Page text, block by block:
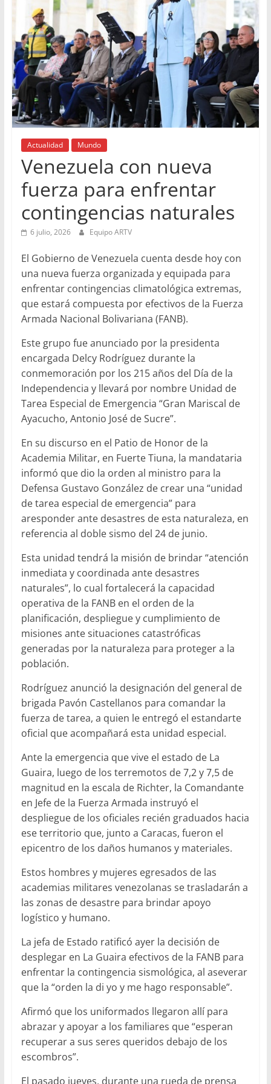
Actualidad Mundo
Venezuela con nueva
fuerza para enfrentar
contingencias naturales
6 julio, 2026 Equipo ARTV
El Gobierno de Venezuela cuenta desde hoy con
una nueva fuerza organizada y equipada para
enfrentar contingencias climatológica extremas,
que estará compuesta por efectivos de la Fuerza
Armada Nacional Bolivariana (FANB).
Este grupo fue anunciado por la presidenta
encargada Delcy Rodríguez durante la
conmemoración por los 215 años del Día de la
Independencia y llevará por nombre Unidad de
Tarea Especial de Emergencia “Gran Mariscal de
Ayacucho, Antonio José de Sucre”.
En su discurso en el Patio de Honor de la
Academia Militar, en Fuerte Tiuna, la mandataria
informó que dio la orden al ministro para la
Defensa Gustavo González de crear una “unidad
de tarea especial de emergencia” para
aresponder ante desastres de esta naturaleza, en
referencia al doble sismo del 24 de junio.
Esta unidad tendrá la misión de brindar “atención
inmediata y coordinada ante desastres
naturales”, lo cual fortalecerá la capacidad
operativa de la FANB en el orden de la
planificación, despliegue y cumplimiento de
misiones ante situaciones catastróficas
generadas por la naturaleza para proteger a la
población.
Rodríguez anunció la designación del general de
brigada Pavón Castellanos para comandar la
fuerza de tarea, a quien le entregó el estandarte
oficial que acompañará esta unidad especial.
Ante la emergencia que vive el estado de La
Guaira, luego de los terremotos de 7,2 y 7,5 de
magnitud en la escala de Richter, la Comandante
en Jefe de la Fuerza Armada instruyó el
despliegue de los oficiales recién graduados hacia
ese territorio que, junto a Caracas, fueron el
epicentro de los daños humanos y materiales.
Estos hombres y mujeres egresados de las
academias militares venezolanas se trasladarán a
las zonas de desastre para brindar apoyo
logístico y humano.
La jefa de Estado ratificó ayer la decisión de
desplegar en La Guaira efectivos de la FANB para
enfrentar la contingencia sismológica, al aseverar
que la “orden la di yo y me hago responsable”.
Afirmó que los uniformados llegaron allí para
abrazar y apoyar a los familiares que “esperan
recuperar a sus seres queridos debajo de los
escombros”.
El pasado jueves, durante una rueda de prensa